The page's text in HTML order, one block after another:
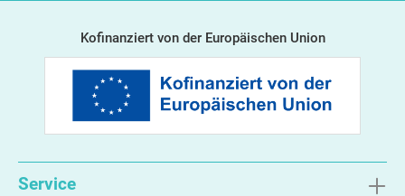
Kofinanziert von der Europäischen Union
Service